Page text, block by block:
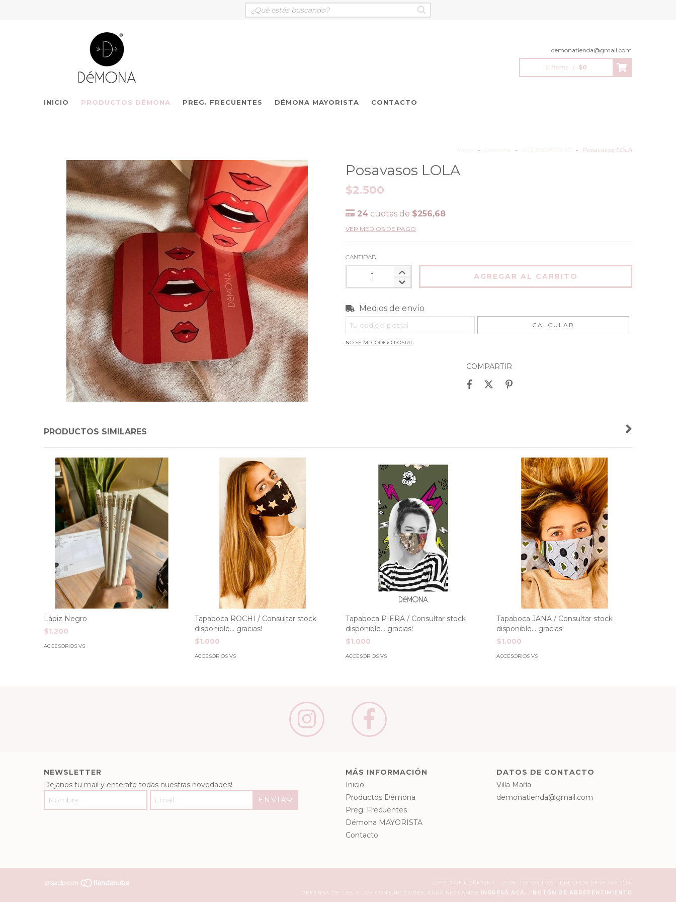
demonatienda@gmail.com
0 Items | $0
INICIO PRODUCTOS DÉMONA PREG. FRECUENTES DÉMONA MAYORISTA CONTACTO
- - - Posavasos LOLA
Posavasos LOLA
$2.500
24 cuotas de $256,68
VER MEDIOS DE PAGO
CANTIDAD
Entregas para el CP:
Medios de envío
CALCULAR
NO SÉ MI CÓDIGO POSTAL
COMPARTIR
PRODUCTOS SIMILARES
Lápiz Negro
$1.200
ACCESORIOS VS
Tapaboca ROCHI / Consultar stock
disponible... gracias!
$1.000
ACCESORIOS VS
Tapaboca PIERA / Consultar stock
disponible... gracias!
$1.000
ACCESORIOS VS
Tapaboca JANA / Consultar stock
disponible... gracias!
$1.000
ACCESORIOS VS
NEWSLETTER
Dejanos tu mail y enterate todas nuestras novedades!
MÁS INFORMACIÓN
Inicio
Productos Démona
Preg. Frecuentes
Démona MAYORISTA
Contacto
DATOS DE CONTACTO
Villa María
demonatienda@gmail.com
COPYRIGHT DÉMONA - 2026. TODOS LOS DERECHOS RESERVADOS.
DEFENSA DE LAS Y LOS CONSUMIDORES. PARA RECLAMOS
INGRESÁ ACÁ. BOTÓN DE ARREPENTIMIENTO